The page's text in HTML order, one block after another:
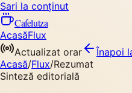
Sari la conținut
Cafelutza
AcasăFlux
Actualizat orar
Înapoi
Acasă/Flux/Rezumat
Sinteză editorială